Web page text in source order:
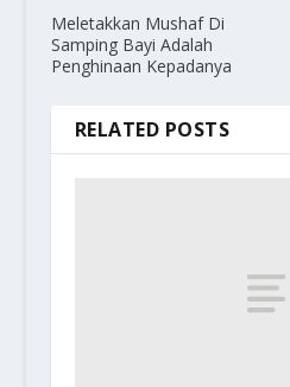
Meletakkan Mushaf Di
Samping Bayi Adalah
Penghinaan Kepadanya
RELATED POSTS